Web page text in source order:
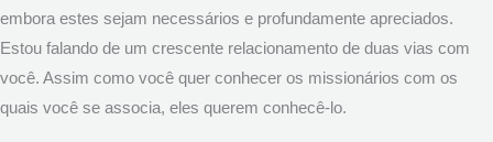
embora estes sejam necessários e profundamente apreciados.
Estou falando de um crescente relacionamento de duas vias com
você. Assim como você quer conhecer os missionários com os
quais você se associa, eles querem conhecê-lo.